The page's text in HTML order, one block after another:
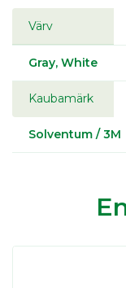
Värv
Gray, White
Kaubamärk
Solventum / 3M